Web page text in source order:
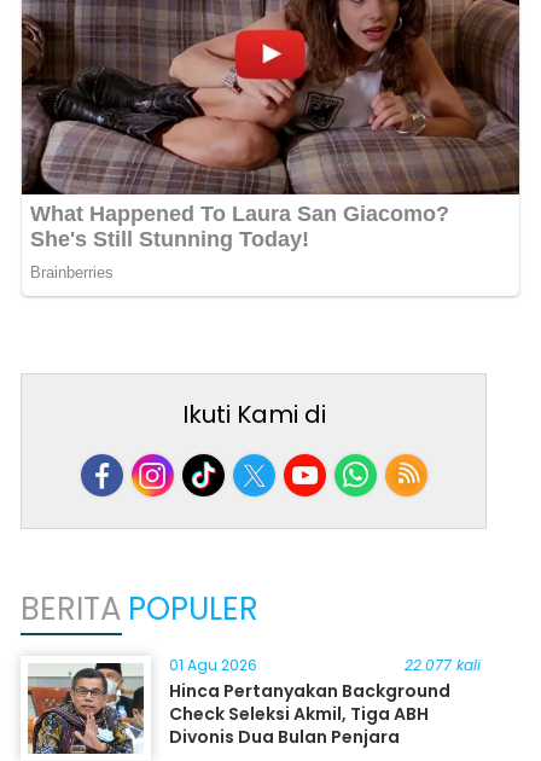
Ikuti Kami di
BERITA POPULER
01 Agu 2026 22.077 kali
Hinca Pertanyakan Background
Check Seleksi Akmil, Tiga ABH
Divonis Dua Bulan Penjara